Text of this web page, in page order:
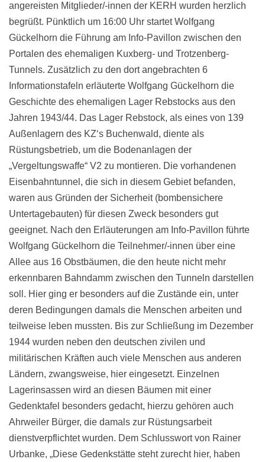
angereisten Mitglieder/-innen der KERH wurden herzlich
begrüßt. Pünktlich um 16:00 Uhr startet Wolfgang
Gückelhorn die Führung am Info-Pavillon zwischen den
Portalen des ehemaligen Kuxberg- und Trotzenberg-
Tunnels. Zusätzlich zu den dort angebrachten 6
Informationstafeln erläuterte Wolfgang Gückelhorn die
Geschichte des ehemaligen Lager Rebstocks aus den
Jahren 1943/44. Das Lager Rebstock, als eines von 139
Außenlagern des KZ‘s Buchenwald, diente als
Rüstungsbetrieb, um die Bodenanlagen der
„Vergeltungswaffe“ V2 zu montieren. Die vorhandenen
Eisenbahntunnel, die sich in diesem Gebiet befanden,
waren aus Gründen der Sicherheit (bombensichere
Untertagebauten) für diesen Zweck besonders gut
geeignet. Nach den Erläuterungen am Info-Pavillon führte
Wolfgang Gückelhorn die Teilnehmer/-innen über eine
Allee aus 16 Obstbäumen, die den heute nicht mehr
erkennbaren Bahndamm zwischen den Tunneln darstellen
soll. Hier ging er besonders auf die Zustände ein, unter
deren Bedingungen damals die Menschen arbeiten und
teilweise leben mussten. Bis zur Schließung im Dezember
1944 wurden neben den deutschen zivilen und
militärischen Kräften auch viele Menschen aus anderen
Ländern, zwangsweise, hier eingesetzt. Einzelnen
Lagerinsassen wird an diesen Bäumen mit einer
Gedenktafel besonders gedacht, hierzu gehören auch
Ahrweiler Bürger, die damals zur Rüstungsarbeit
dienstverpflichtet wurden. Dem Schlusswort von Rainer
Urbanke, „Diese Gedenkstätte steht zurecht hier, haben